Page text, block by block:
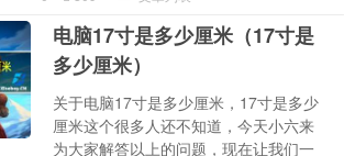
电脑17寸是多少厘米（17寸是
多少厘米）
关于电脑17寸是多少厘米，17寸是多少
厘米这个很多人还不知道，今天小六来
为大家解答以上的问题，现在让我们一